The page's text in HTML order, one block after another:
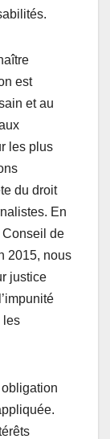
est
et au
les plus
du droit
En
Conseil de
2015, nous
justice
les